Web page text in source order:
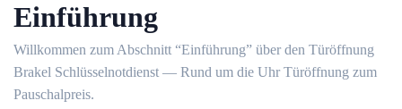
Einführung
Willkommen zum Abschnitt “Einführung” über den Türöffnung
Brakel Schlüsselnotdienst ― Rund um die Uhr Türöffnung zum
Pauschalpreis.​